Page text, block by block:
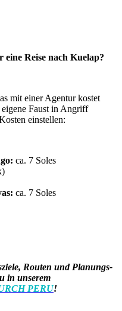
Reise nach Kuelap?
mit einer Agentur kostet
Faust in Angriff
einstellen:
ca. 7 Soles
ca. 7 Soles
Routen und Planungs-
in unserem
PERU!